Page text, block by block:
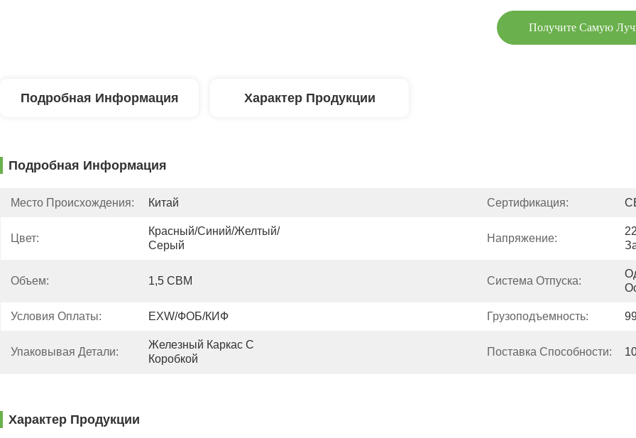
Получите Самую
Подробная Информация Характер Продукции
Подробная Информация
Место Происхождения: Китай Сертификация:
Цвет:
Красный/синий/желтый/
Серый
Напряжение:
Объем: 1,5 CBM Система Отпуска:
Условия Оплаты: EXW/ФОБ/КИФ Грузоподъемность:
Упаковывая Детали:
Железный Каркас С
Коробкой
Поставка Способности:
Характер Продукции